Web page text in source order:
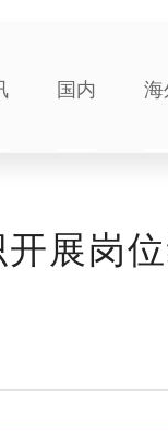
国内
展岗